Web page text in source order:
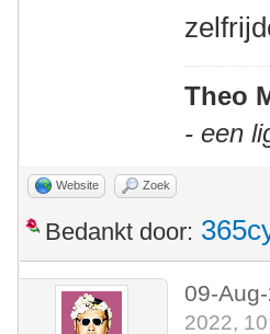
Theo
- een
Website Zoek
Bedankt door:
09-
2022,